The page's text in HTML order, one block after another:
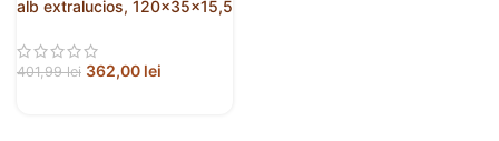
alb extralucios, 120x35x15,5
401,99lei 362,00 lei